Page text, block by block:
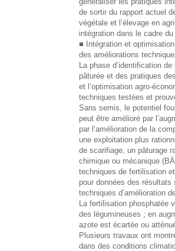
de sortir du rapport actuel
végétale et l’élevage en
intégration dans le cadre
■ Intégration et optimisation
des améliorations
La phase d’identification
pâturée et des pratiques
et l’optimisation agro-
techniques testées et
Sans semis, le potentiel
peut être amélioré par
par l’amélioration de la
une exploitation plus
de scarifiage, un pâturage
chimique ou mécanique
techniques de fertilisation
pour données des
techniques d’amélioration
La fertilisation phosphatée
des légumineuses ; en
azote est écartée ou
Plusieurs travaux ont
dans des conditions